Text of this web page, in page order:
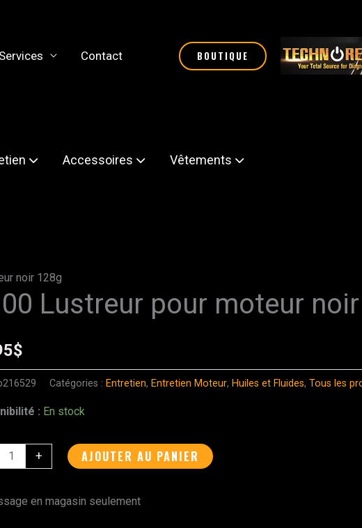
Services Contact BOUTIQUE
Accessoires Vêtements
noir 128g
Lustreur pour moteur
$
Catégories : Entretien, Entretien Moteur, Huiles et Fluides, Tous les
: En stock
+ AJOUTER AU PANIER
en magasin seulement